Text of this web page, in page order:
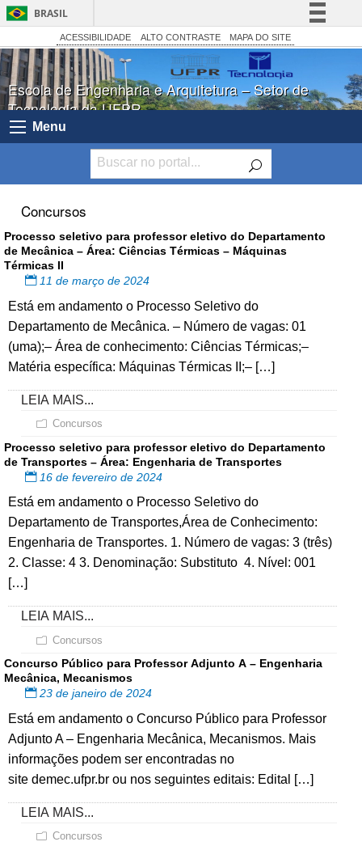
BRASIL
Simplifique!
Comunica BR
Participe
Acesso à informação
Canais
ACESSIBILIDADE ALTO CONTRASTE MAPA DO SITE
Escola de Engenharia e Arquitetura – Setor de
Tecnologia da UFPR
Menu
Concursos
Processo seletivo para professor eletivo do Departamento
de Mecânica – Área: Ciências Térmicas – Máquinas
Térmicas II
11 de março de 2024
Está em andamento o Processo Seletivo do
Departamento de Mecânica. – Número de vagas: 01
(uma);– Área de conhecimento: Ciências Térmicas;–
Matéria específica: Máquinas Térmicas II;– […]
LEIA MAIS...
Concursos
Processo seletivo para professor eletivo do Departamento
de Transportes – Área: Engenharia de Transportes
16 de fevereiro de 2024
Está em andamento o Processo Seletivo do
Departamento de Transportes,Área de Conhecimento:
Engenharia de Transportes. 1. Número de vagas: 3 (três)
2. Classe: 4 3. Denominação: Substituto 4. Nível: 001
[…]
LEIA MAIS...
Concursos
Concurso Público para Professor Adjunto A – Engenharia
Mecânica, Mecanismos
23 de janeiro de 2024
Está em andamento o Concurso Público para Professor
Adjunto A – Engenharia Mecânica, Mecanismos. Mais
informações podem ser encontradas no
site demec.ufpr.br ou nos seguintes editais: Edital […]
LEIA MAIS...
Concursos